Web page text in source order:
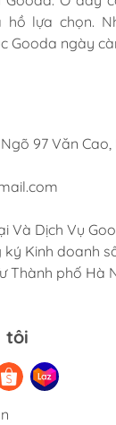
lựa chọn.
Gooda ngày
lựa chọn.
Gooda ngày
lựa chọn.
Gooda ngày
Ngõ 97 Văn
Và Dịch Vụ
Kinh doanh
Thành phố Hà
tôi